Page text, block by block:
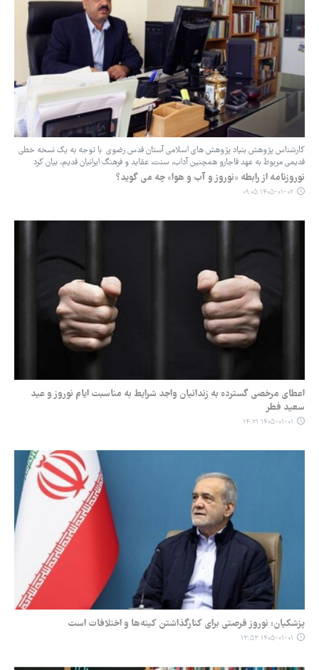
کارشناس پژوهش بنیاد پژوهش های اسلامی آستان قدس رضوی با توجه به یک نسخه خطی
قدیمی مربوط به عهد قاجارو همچنین آداب، سنت، عقاید و فرهنگ ایرانیان قدیم، بیان کرد
نوروزنامه از رابطه «نوروز و آب و هوا» چه می گوید؟
۱۴۰۵-۰۱-۰۲ ۰۹:۰۵
اعطای مرخصی گسترده به زندانیان واجد شرایط به مناسبت ایام نوروز و عید
سعید فطر
۱۴۰۵-۰۱-۰۱ ۱۴:۲۱
پزشکیان: نوروز فرصتی برای کنارگذاشتن کینه‌ها و اختلافات است
۱۴۰۵-۰۱-۰۱ ۱۳:۵۳